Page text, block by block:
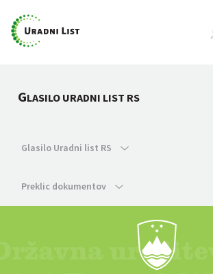
GLASILO URADNI LIST RS
Glasilo Uradni list RS
Preklic dokumentov